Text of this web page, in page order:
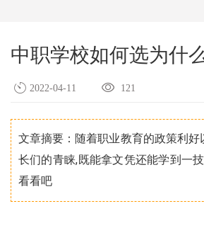
短期专业
中职学校如何选为什
2022-04-11 121
文章摘要：随着职业教育的政策利
长们的青睐,既能拿文凭还能学到一
看看吧